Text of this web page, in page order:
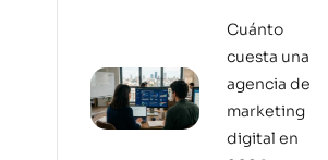
Cuánto
cuesta una
agencia de
marketing
digital en